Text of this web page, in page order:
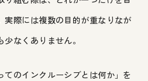
実際には複数の目的が重なりなが
なくありません。
てのインクルーシブとは何か」を